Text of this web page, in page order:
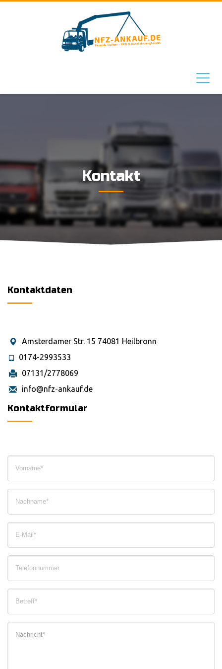
Kontakt
Kontaktdaten
Amsterdamer Str. 15 74081 Heilbronn
0174-2993533
07131/2778069
info@nfz-ankauf.de
Kontaktformular